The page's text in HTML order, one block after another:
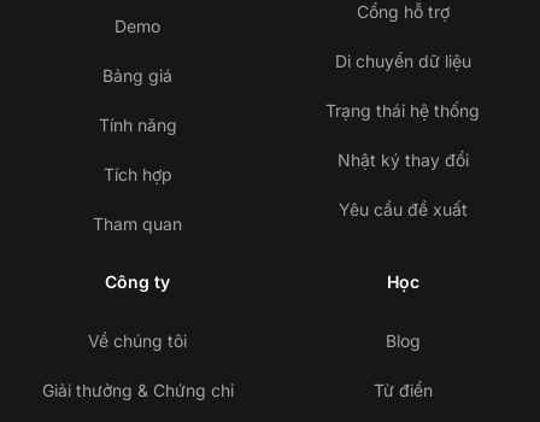
Demo
Bảng giá
Tính năng
Tích hợp
Tham quan
Cổng hỗ trợ
Di chuyển dữ liệu
Trạng thái hệ thống
Nhật ký thay đổi
Yêu cầu đề xuất
Công ty
Về chúng tôi
Giải thưởng & Chứng chỉ
Học
Blog
Từ điển